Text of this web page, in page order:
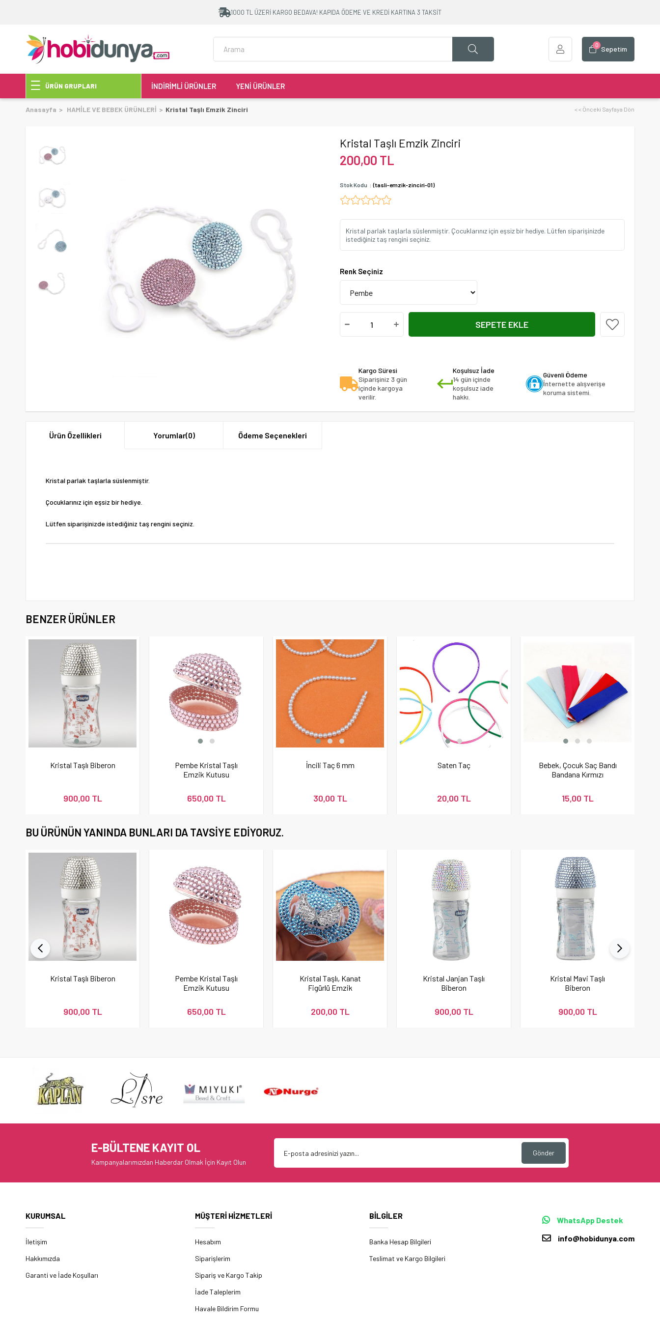
1000 TL ÜZERİ KARGO BEDAVA! KAPIDA ÖDEME VE KREDİ KARTINA 3 TAKSİT
Sepetim
0
ÜRÜN GRUPLARI İNDİRİMLİ ÜRÜNLER YENİ ÜRÜNLER
Anasayfa HAMİLE VE BEBEK ÜRÜNLERİ Kristal Taşlı Emzik Zinciri < < Önceki Sayfaya Dön
Kristal Taşlı Emzik Zinciri
200,00 TL
Stok Kodu (tasli-emzik-zinciri-01)
Kristal parlak taşlarla süslenmiştir. Çocuklarınız için eşsiz bir hediye. Lütfen siparişinizde
istediğiniz taş rengini seçiniz.
Renk Seçiniz
Kargo Süresi
Siparişiniz 3 gün
içinde kargoya
verilir.
Koşulsuz İade
14 gün içinde
koşulsuz iade
hakkı.
Güvenli Ödeme
İnternette alışverişe
koruma sistemi.
Ürün Özellikleri Yorumlar(0) Ödeme Seçenekleri
Kristal parlak taşlarla süslenmiştir.
Çocuklarınız için eşsiz bir hediye.
Lütfen siparişinizde istediğiniz taş rengini seçiniz.
BENZER ÜRÜNLER
Kristal Taşlı Biberon
900,00 TL
Pembe Kristal Taşlı
Emzik Kutusu
650,00 TL
İncili Taç 6 mm
30,00 TL
Saten Taç
20,00 TL
Bebek, Çocuk Saç Bandı
Bandana Kırmızı
15,00 TL
BU ÜRÜNÜN YANINDA BUNLARI DA TAVSIYE EDIYORUZ.
Kristal Taşlı Biberon
900,00 TL
Pembe Kristal Taşlı
Emzik Kutusu
650,00 TL
Kristal Taşlı, Kanat
Figürlü Emzik
200,00 TL
Kristal Janjan Taşlı
Biberon
900,00 TL
Kristal Mavi Taşlı
Biberon
900,00 TL
E-BÜLTENE KAYIT OL
Kampanyalarımızdan Haberdar Olmak İçin Kayıt Olun
Gönder
KURUMSAL
İletişim
Hakkımızda
Garanti ve İade Koşulları
MÜŞTERİ HİZMETLERİ
Hesabım
Siparişlerim
Sipariş ve Kargo Takip
İade Taleplerim
Havale Bildirim Formu
BİLGİLER
Banka Hesap Bilgileri
Teslimat ve Kargo Bilgileri
WhatsApp Destek
info@hobidunya.com